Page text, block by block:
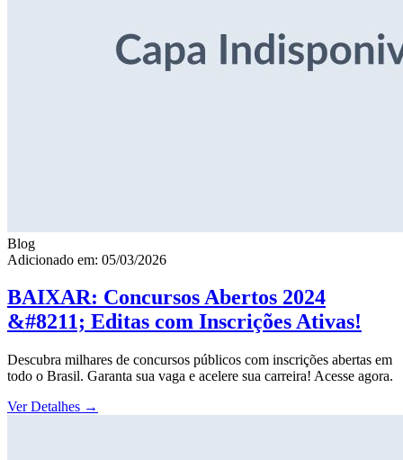
Blog
Adicionado em: 05/03/2026
BAIXAR: Concursos Abertos 2024
&#8211; Editas com Inscrições Ativas!
Descubra milhares de concursos públicos com inscrições abertas em
todo o Brasil. Garanta sua vaga e acelere sua carreira! Acesse agora.
Ver Detalhes →